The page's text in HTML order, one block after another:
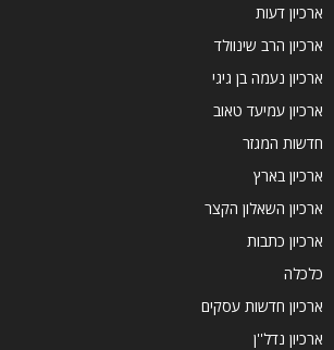
ארכיון דעות
ארכיון הרב שינוולד
ארכיון נעמה בן גיגי
ארכיון עמיעד טאוב
חדשות המגזר
ארכיון בארץ
ארכיון השאלון הקצר
ארכיון כתבות
כלכלה
ארכיון חדשות עסקים
ארכיון נדל''ן